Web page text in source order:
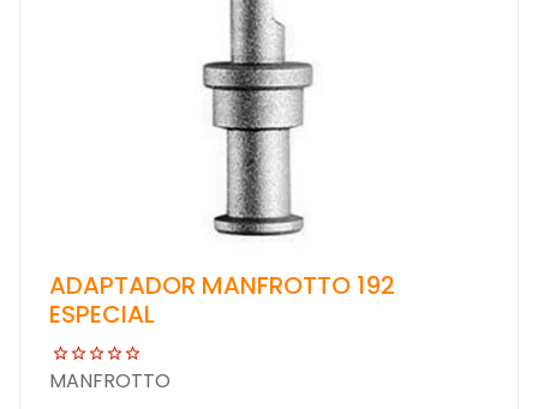
ADAPTADOR MANFROTTO 192
ESPECIAL
MANFROTTO